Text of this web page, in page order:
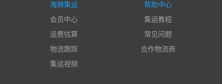
海狮集运
会员中心
运费估算
物流跟踪
集运视频
帮助中心
集运教程
常见问题
合作物流商